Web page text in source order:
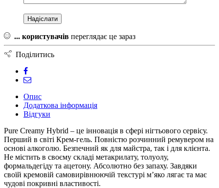
... користувачів переглядає це зараз
Поділитись
Опис
Додаткова інформація
Відгуки
Pure Creamy Hybrid – це інновація в сфері нігтьового сервісу.
Перший в світі Крем-гель. Повністю розчинний ремувером на
основі алкоголю. Безпечний як для майстра, так і для клієнта.
Не містить в своєму складі метакрилату, толуолу,
формальдегіду та ацетону. Абсолютно без запаху. Завдяки
своїй кремовій самовирівнюючій текстурі м’яко лягає та має
чудові покривні властивості.